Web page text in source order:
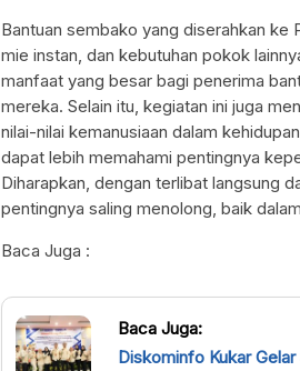
Bantuan sembako yang diserahkan ke
mie instan, dan kebutuhan pokok
manfaat yang besar bagi penerima
mereka. Selain itu, kegiatan ini juga
nilai-nilai kemanusiaan dalam
dapat lebih memahami pentingnya
Diharapkan, dengan terlibat langsung
pentingnya saling menolong, baik
Baca Juga :
Baca Juga:
Diskominfo Kukar